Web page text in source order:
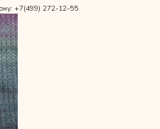
+7(499) 272-12-55